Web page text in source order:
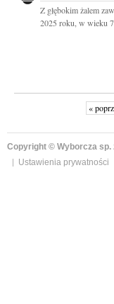
Z głębokim żalem
2025 roku, w wieku
«
Copyright © Wyborcza sp.
Ustawienia prywatności